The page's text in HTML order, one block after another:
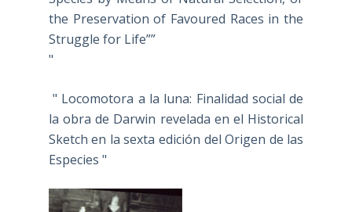
the Preservation of Favoured Races in the
Struggle for Life””
"
" Locomotora a la luna: Finalidad social de
la obra de Darwin revelada en el Historical
Sketch en la sexta edición del Origen de las
Especies "